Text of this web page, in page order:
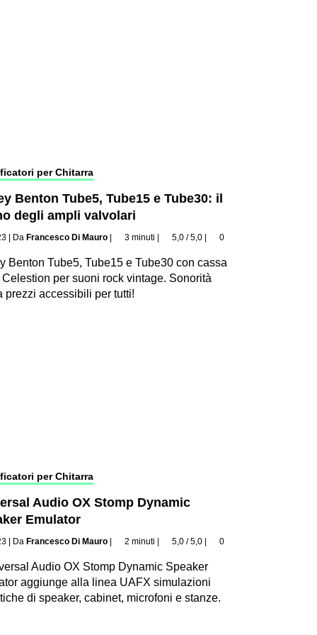
per Chitarra
Benton Tube5, Tube15 e Tube30: il
degli ampli valvolari
Da Francesco Di Mauro 3 minuti 5,0 / 5,0 0
Benton Tube5, Tube15 e Tube30 con cassa
Celestion per suoni rock vintage. Sonorità
prezzi accessibili per tutti!
per Chitarra
Audio OX Stomp Dynamic
Emulator
Da Francesco Di Mauro 2 minuti 5,0 / 5,0 0
Audio OX Stomp Dynamic Speaker
aggiunge alla linea UAFX simulazioni
di speaker, cabinet, microfoni e stanze.